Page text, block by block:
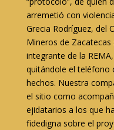
arremetió con
Grecia Rodríguez, del
Mineros de Zacatecas
integrante de la
quitándole el teléfono
hechos. Nuestra
el sitio como
ejidatarios a los que
fidedigna sobre el